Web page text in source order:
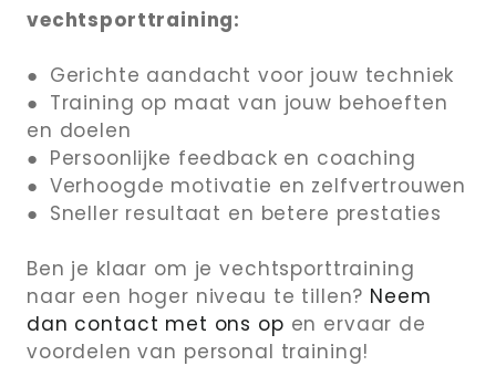
vechtsporttraining:
● Gerichte aandacht voor jouw techniek
● Training op maat van jouw behoeften
en doelen
● Persoonlijke feedback en coaching
● Verhoogde motivatie en zelfvertrouwen
● Sneller resultaat en betere prestaties
Ben je klaar om je vechtsporttraining
naar een hoger niveau te tillen? Neem
dan contact met ons op en ervaar de
voordelen van personal training!